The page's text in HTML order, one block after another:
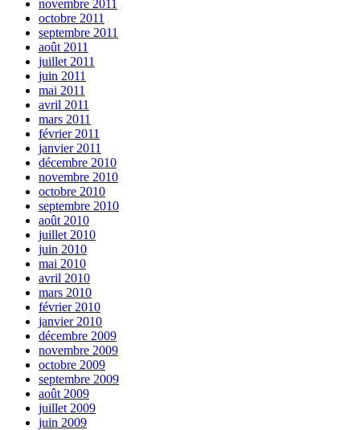
novembre 2011
octobre 2011
septembre 2011
août 2011
juillet 2011
juin 2011
mai 2011
avril 2011
mars 2011
février 2011
janvier 2011
décembre 2010
novembre 2010
octobre 2010
septembre 2010
août 2010
juillet 2010
juin 2010
mai 2010
avril 2010
mars 2010
février 2010
janvier 2010
décembre 2009
novembre 2009
octobre 2009
septembre 2009
août 2009
juillet 2009
juin 2009